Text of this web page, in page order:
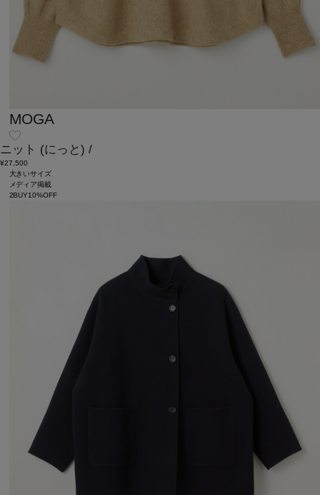
MOGA
ニット (にっと) /
¥27,500
大きいサイズ
メディア掲載
2BUY10%OFF